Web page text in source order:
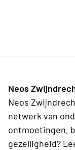
Neos
Neos
netwerk van
ontmoetingen,
gezelligheid?